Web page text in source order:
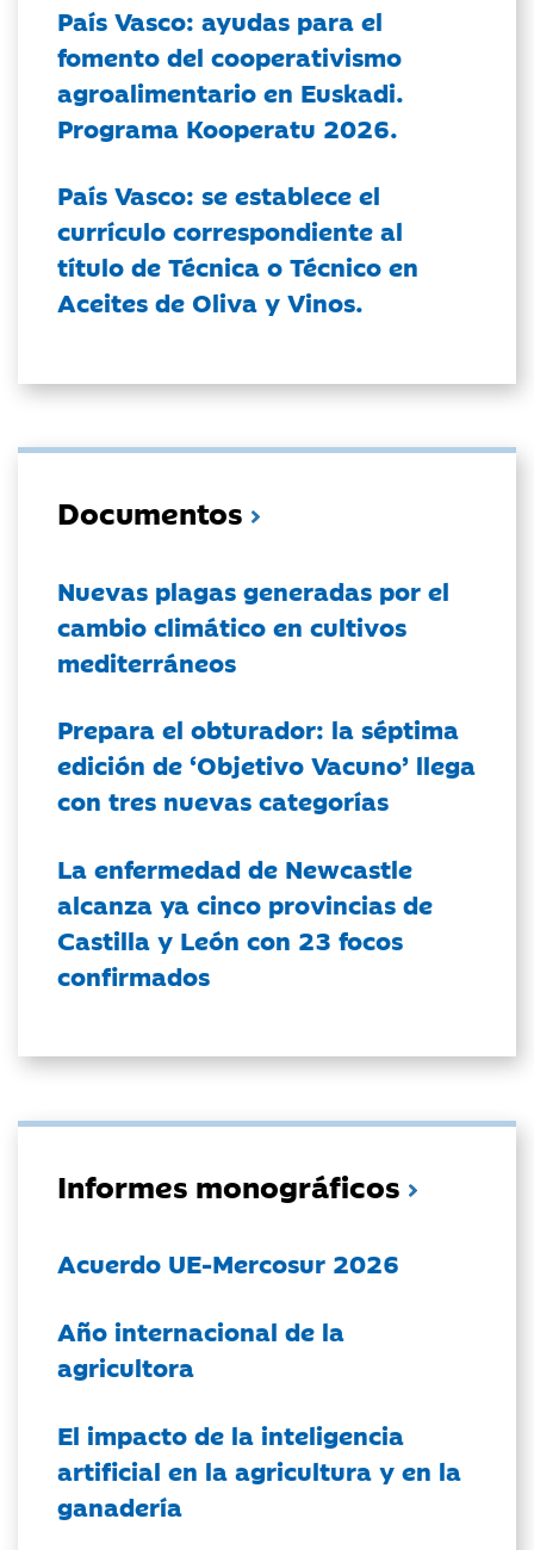
País Vasco: ayudas para el
fomento del cooperativismo
agroalimentario en Euskadi.
Programa Kooperatu 2026.
País Vasco: se establece el
currículo correspondiente al
título de Técnica o Técnico en
Aceites de Oliva y Vinos.
Documentos
Nuevas plagas generadas por el
cambio climático en cultivos
mediterráneos
Prepara el obturador: la séptima
edición de ‘Objetivo Vacuno’ llega
con tres nuevas categorías
La enfermedad de Newcastle
alcanza ya cinco provincias de
Castilla y León con 23 focos
confirmados
Informes monográficos
Acuerdo UE-Mercosur 2026
Año internacional de la
agricultora
El impacto de la inteligencia
artificial en la agricultura y en la
ganadería